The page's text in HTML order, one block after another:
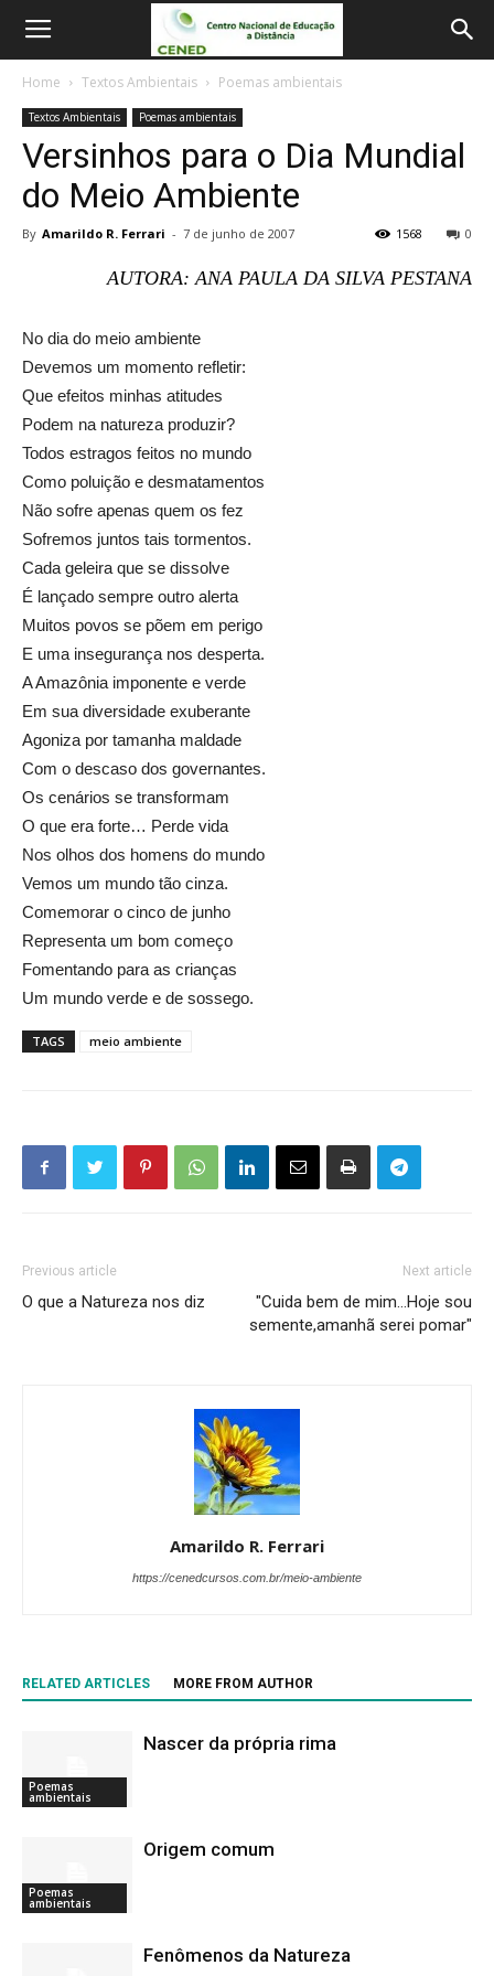
Home Textos Ambientais Poemas ambientais
Textos Ambientais Poemas ambientais
Versinhos para o Dia Mundial
do Meio Ambiente
By Amarildo R. Ferrari - 7 de junho de 2007 0
1568
AUTORA: ANA PAULA DA SILVA PESTANA
No dia do meio ambiente
Devemos um momento refletir:
Que efeitos minhas atitudes
Podem na natureza produzir?
Todos estragos feitos no mundo
Como poluição e desmatamentos
Não sofre apenas quem os fez
Sofremos juntos tais tormentos.
Cada geleira que se dissolve
É lançado sempre outro alerta
Muitos povos se põem em perigo
E uma insegurança nos desperta.
A Amazônia imponente e verde
Em sua diversidade exuberante
Agoniza por tamanha maldade
Com o descaso dos governantes.
Os cenários se transformam
O que era forte… Perde vida
Nos olhos dos homens do mundo
Vemos um mundo tão cinza.
Comemorar o cinco de junho
Representa um bom começo
Fomentando para as crianças
Um mundo verde e de sossego.
TAGS meio ambiente
Previous article
O que a Natureza nos diz
Next article
"Cuida bem de mim…Hoje sou
semente,amanhã serei pomar"
Amarildo R. Ferrari
https://cenedcursos.com.br/meio-ambiente
RELATED ARTICLES MORE FROM AUTHOR
Poemas
ambientais
Nascer da própria rima
Poemas
ambientais
Origem comum
Fenômenos da Natureza